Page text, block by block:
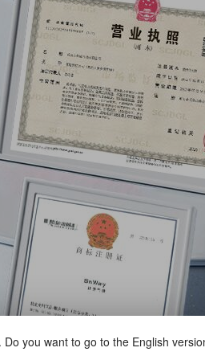
you want to go to the English